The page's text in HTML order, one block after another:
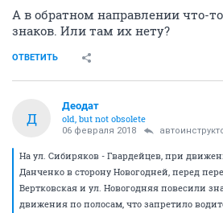
А в обратном направлении что-
знаков. Или там их нету?
ОТВЕТИТЬ
Д
Деодат
old, but not obsolete
06 февраля 2018
На ул. Сибиряков - Гвардейцев, при
Данченко в сторону Новогодней, перед
Вертковская и ул. Новогодняя повесили
движения по полосам, что запретило